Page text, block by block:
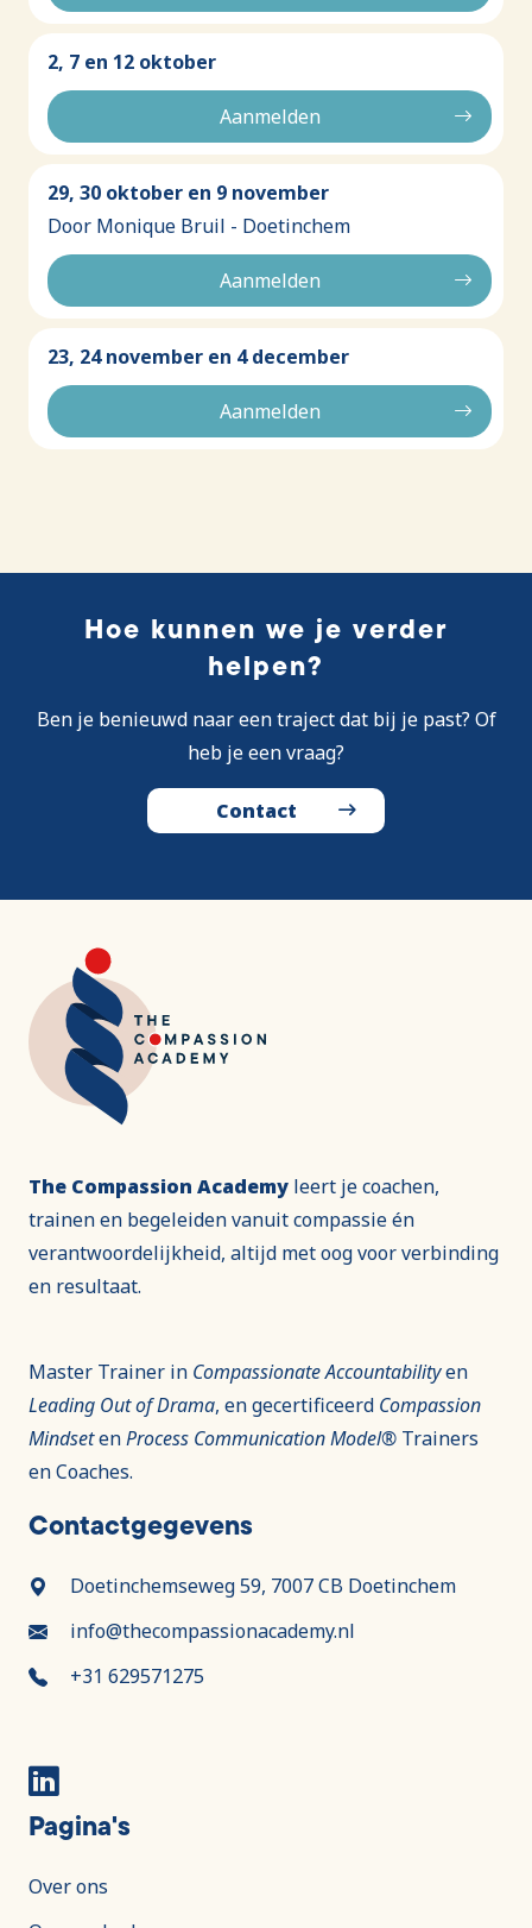
2, 7 en 12 oktober
Aanmelden
29, 30 oktober en 9 november
Door Monique Bruil - Doetinchem
Aanmelden
23, 24 november en 4 december
Aanmelden
Hoe kunnen we je verder
helpen?
Ben je benieuwd naar een traject dat bij je past? Of
heb je een vraag?
Contact
The Compassion Academy leert je coachen,
trainen en begeleiden vanuit compassie én
verantwoordelijkheid, altijd met oog voor verbinding
en resultaat.
Master Trainer in Compassionate Accountabilityen
Leading Out of Drama, en gecertificeerd Compassion
MindsetenProcess Communication Model® Trainers
en Coaches.
Contactgegevens
Doetinchemseweg 59, 7007 CB Doetinchem
info@thecompassionacademy.nl
+31 629571275
Pagina's
Over ons